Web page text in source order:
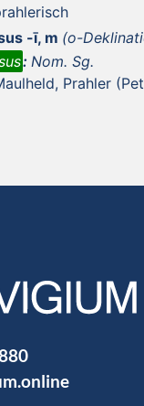
-ī, m (o-
: Nom. Sg.
Prahler